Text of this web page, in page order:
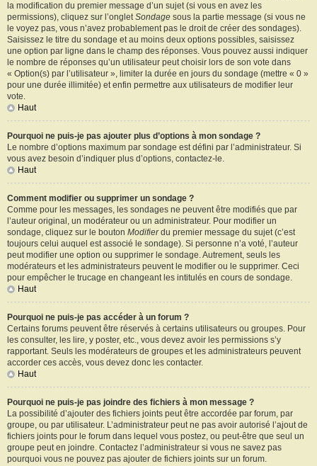
la modification du premier message d’un sujet (si vous en avez les
permissions), cliquez sur l’ongletSondage sous la partie message (si vous ne
le voyez pas, vous n’avez probablement pas le droit de créer des sondages).
Saisissez le titre du sondage et au moins deux options possibles, saisissez
une option par ligne dans le champ des réponses. Vous pouvez aussi indiquer
le nombre de réponses qu’un utilisateur peut choisir lors de son vote dans
« Option(s) par l’utilisateur », limiter la durée en jours du sondage (mettre « 0 »
pour une durée illimitée) et enfin permettre aux utilisateurs de modifier leur
vote.
Haut
Pourquoi ne puis-je pas ajouter plus d’options à mon sondage ?
Le nombre d’options maximum par sondage est défini par l’administrateur. Si
vous avez besoin d’indiquer plus d’options, contactez-le.
Haut
Comment modifier ou supprimer un sondage ?
Comme pour les messages, les sondages ne peuvent être modifiés que par
l’auteur original, un modérateur ou un administrateur. Pour modifier un
sondage, cliquez sur le bouton Modifierdu premier message du sujet (c’est
toujours celui auquel est associé le sondage). Si personne n’a voté, l’auteur
peut modifier une option ou supprimer le sondage. Autrement, seuls les
modérateurs et les administrateurs peuvent le modifier ou le supprimer. Ceci
pour empêcher le trucage en changeant les intitulés en cours de sondage.
Haut
Pourquoi ne puis-je pas accéder à un forum ?
Certains forums peuvent être réservés à certains utilisateurs ou groupes. Pour
les consulter, les lire, y poster, etc., vous devez avoir les permissions s’y
rapportant. Seuls les modérateurs de groupes et les administrateurs peuvent
accorder ces accès, vous devez donc les contacter.
Haut
Pourquoi ne puis-je pas joindre des fichiers à mon message ?
La possibilité d’ajouter des fichiers joints peut être accordée par forum, par
groupe, ou par utilisateur. L’administrateur peut ne pas avoir autorisé l’ajout de
fichiers joints pour le forum dans lequel vous postez, ou peut-être que seul un
groupe peut en joindre. Contactez l’administrateur si vous ne savez pas
pourquoi vous ne pouvez pas ajouter de fichiers joints sur un forum.